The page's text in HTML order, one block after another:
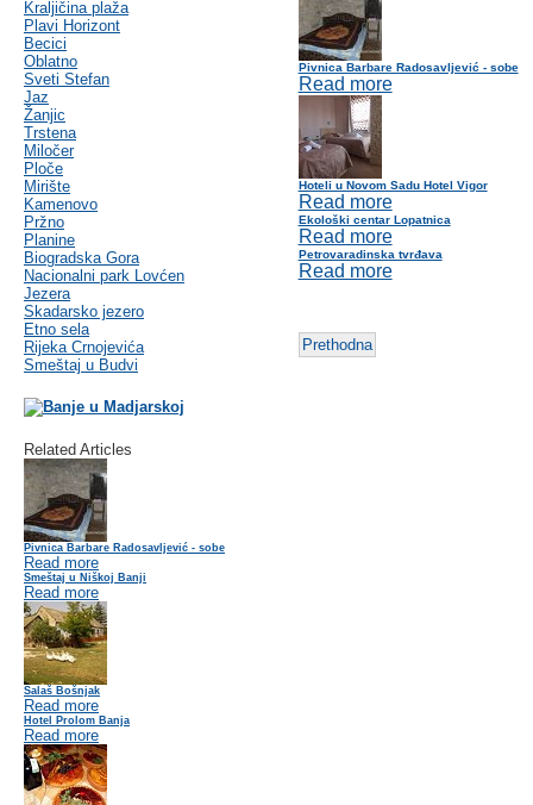
Kraljičina plaža
Plavi Horizont
Becici
Oblatno
Sveti Stefan
Jaz
Žanjic
Trstena
Miločer
Ploče
Mirište
Kamenovo
Pržno
Planine
Biogradska Gora
Nacionalni park Lovćen
Jezera
Skadarsko jezero
Etno sela
Rijeka Crnojevića
Smeštaj u Budvi
Related Articles
Pivnica Barbare Radosavljević - sobe
Read more
Smeštaj u Niškoj Banji
Read more
Salaš Bošnjak
Read more
Hotel Prolom Banja
Read more
Pivnica Barbare Radosavljević - sobe
Read more
Hoteli u Novom Sadu Hotel Vigor
Read more
Ekološki centar Lopatnica
Read more
Petrovaradinska tvrđava
Read more
Prethodna